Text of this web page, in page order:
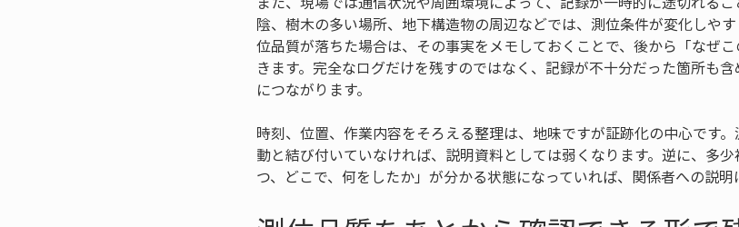
陰、樹木の多い場所、地下構造物の周辺などでは、測位条件が変化しや
位品質が落ちた場合は、その事実をメモしておくことで、後から「なぜ
きます。完全なログだけを残すのではなく、記録が不十分だった箇所も
につながります。
時刻、位置、作業内容をそろえる整理は、地味ですが証跡化の中心です
動と結び付いていなければ、説明資料としては弱くなります。逆に、多
つ、どこで、何をしたか」が分かる状態になっていれば、関係者への説明